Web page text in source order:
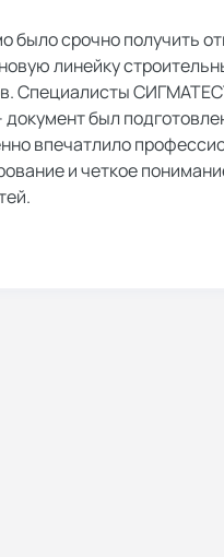
было срочно получить
линейку
Специалисты
документ был
впечатлило
и четкое